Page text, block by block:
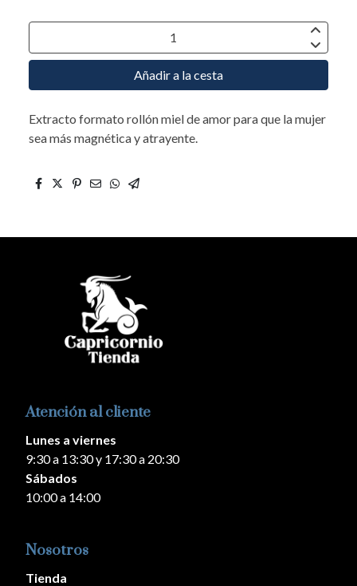
Añadir a la cesta
Extracto formato rollón miel de amor para que la mujer
sea más magnética y atrayente.
Atención al cliente
Lunes a viernes
9:30 a 13:30 y 17:30 a 20:30
Sábados
10:00 a 14:00
Nosotros
Tienda